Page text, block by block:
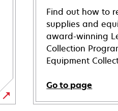
Find out how to
supplies and
award-winning
Collection
Equipment
Go to page